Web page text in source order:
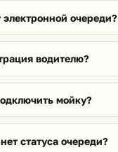
очереди?
водителю?
мойку?
статуса очереди?